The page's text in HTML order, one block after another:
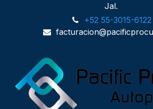
Jal.
+52 55-3015-6122